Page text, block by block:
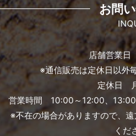
お問
店舗営業
※通信販売は定休日以外
定休日
営業時間 10:00～12:00、13:00
※不在の場合がありますので、
くだ